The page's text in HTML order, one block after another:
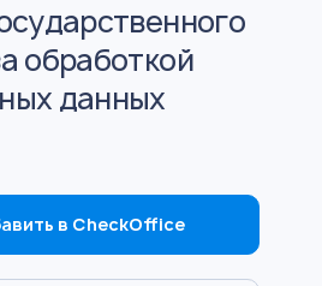
обработкой
данных
в CheckOffice